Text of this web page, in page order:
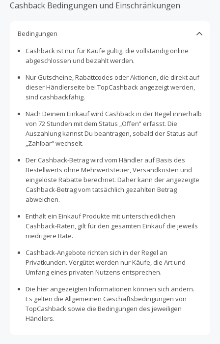
Paddlern ein herausragendes Erlebnis zu ermöglichen.
Cashback Bedingungen und Einschränkungen
Bedingungen
Cashback ist nur für Käufe gültig, die vollständig online
abgeschlossen und bezahlt werden.
Nur Gutscheine, Rabattcodes oder Aktionen, die direkt auf
dieser Händlerseite bei TopCashback angezeigt werden,
sind cashbackfähig.
Nach Deinem Einkauf wird Cashback in der Regel innerhalb
von 72 Stunden mit dem Status „Offen“ erfasst. Die
Auszahlung kannst Du beantragen, sobald der Status auf
„Zahlbar“ wechselt.
Der Cashback-Betrag wird vom Händler auf Basis des
Bestellwerts ohne Mehrwertsteuer, Versandkosten und
eingelöste Rabatte berechnet. Daher kann der angezeigte
Cashback-Betrag vom tatsächlich gezahlten Betrag
abweichen.
Enthält ein Einkauf Produkte mit unterschiedlichen
Cashback-Raten, gilt für den gesamten Einkauf die jeweils
niedrigere Rate.
Cashback-Angebote richten sich in der Regel an
Privatkunden. Vergütet werden nur Käufe, die Art und
Umfang eines privaten Nutzens entsprechen.
Die hier angezeigten Informationen können sich ändern.
Es gelten die Allgemeinen Geschäftsbedingungen von
TopCashback sowie die Bedingungen des jeweiligen
Händlers.